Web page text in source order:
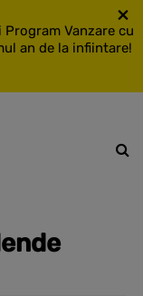
Vanzare cu
an de la infiintare!
×